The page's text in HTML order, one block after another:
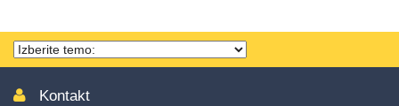
Thema
wählen
Kontakt